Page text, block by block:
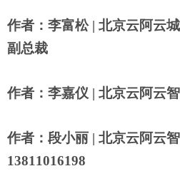
作者：李富松 | 北京云阿云
副总裁
作者：李嘉仪 | 北京云阿云
作者：段小丽 | 北京云阿云
13811016198